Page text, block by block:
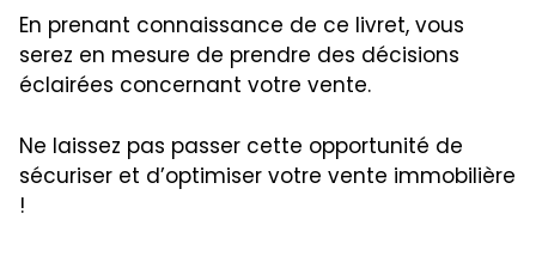
En prenant connaissance de ce livret, vous
serez en mesure de prendre des décisions
éclairées concernant votre vente.
Ne laissez pas passer cette opportunité de
sécuriser et d’optimiser votre vente immobilière
!